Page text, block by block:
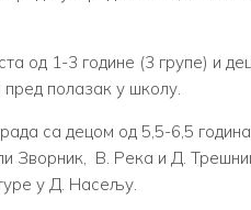
од 1-3 године (3 групе) и
полазак у школу.
са децом од 5,5-6,5
В. Река и Д.
у Д. Насељу.